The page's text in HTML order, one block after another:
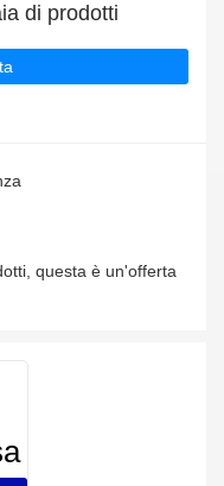
di prodotti
questa è un'offerta